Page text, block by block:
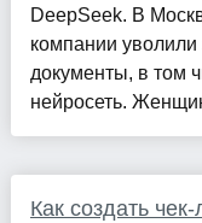
DeepSeek. В
компании
документы, в том
нейросеть.
Как создать